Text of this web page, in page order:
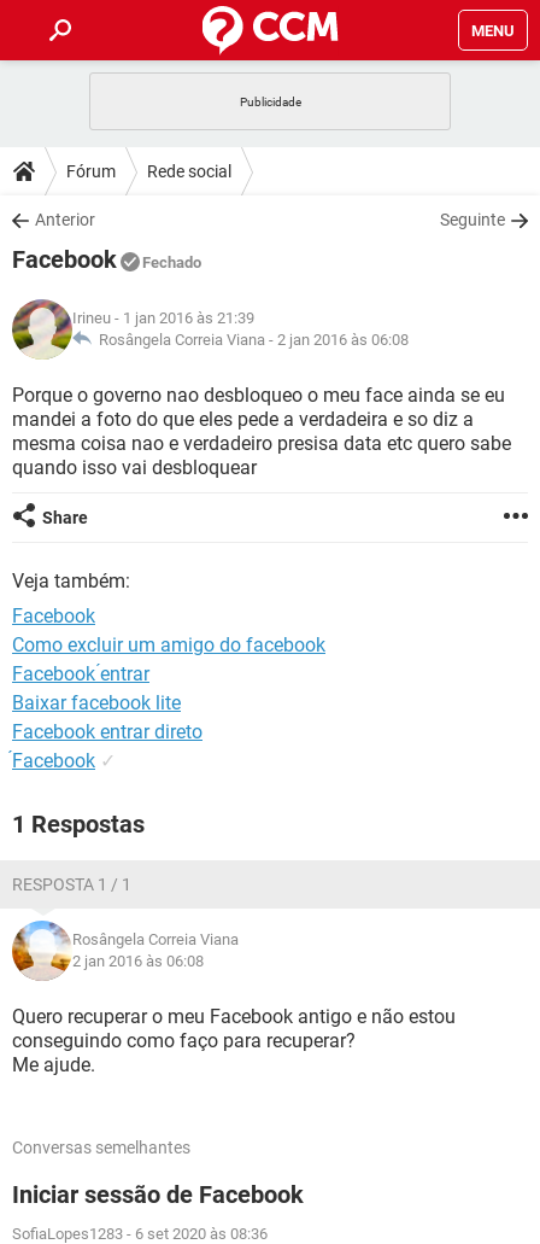
MENU
CELULAR
OUTLOOK
INSTAGRAM
GUIA DE COMPRAS
DICAS
JOGOS
INSTAGRAM
GUIA DE COMPRAS
DOWNLOADS
JOGOS
CELULAR
OUTLOOK EXCEL
GUIA DE COMPRAS
JOGOS
CELULAR
OUTLOOK EXCEL
INSTAGRAM GMAIL
GLOSSÁRIO
CELULAR FACEBOOK
OUTLOOK
INSTAGRAM
Fórum Rede social
Anterior Seguinte
Facebook Fechado
Irineu - 1 jan 2016 às 21:39
Rosângela Correia Viana - 2 jan 2016 às 06:08
Porque o governo nao desbloqueo o meu face ainda se eu
mandei a foto do que eles pede a verdadeira e so diz a
mesma coisa nao e verdadeiro presisa data etc quero sabe
quando isso vai desbloquear
Share
Veja também:
Facebook
Como excluir um amigo do facebook
Facebook ́entrar
Baixar facebook lite
Facebook entrar direto
́Facebook ✓
1 Respostas
RESPOSTA 1 / 1
Rosângela Correia Viana
2 jan 2016 às 06:08
Quero recuperar o meu Facebook antigo e não estou
conseguindo como faço para recuperar?
Me ajude.
Conversas semelhantes
Iniciar sessão de Facebook
SofiaLopes1283 - 6 set 2020 às 08:36